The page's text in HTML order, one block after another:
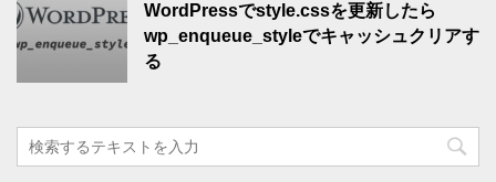
WordPressでstyle.cssを更新したら
wp_enqueue_styleでキャッシュクリアす
る